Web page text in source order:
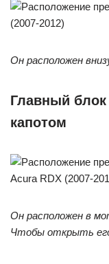
Он расположен
Главный
капотом
Он расположен в
Чтобы открыть